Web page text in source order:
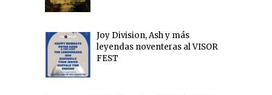
Joy Division, Ash y más
leyendas noventeras al VISOR
FEST